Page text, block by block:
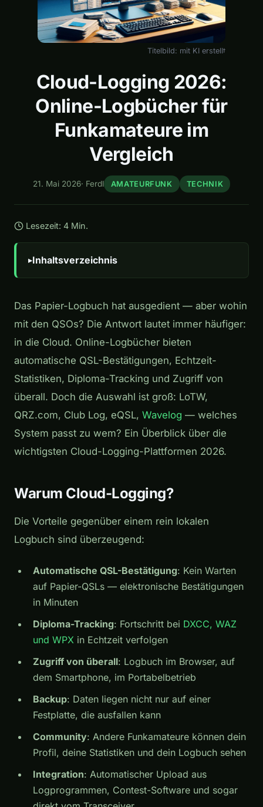
Titelbild: mit KI erstellt
Cloud-Logging 2026:
Online-Logbücher für
Funkamateure im
Vergleich
21. Mai 2026· Ferdl AMATEURFUNK TECHNIK
Lesezeit: 4 Min.
Inhaltsverzeichnis
Das Papier-Logbuch hat ausgedient — aber wohin
mit den QSOs? Die Antwort lautet immer häufiger:
in die Cloud. Online-Logbücher bieten
automatische QSL-Bestätigungen, Echtzeit-
Statistiken, Diploma-Tracking und Zugriff von
überall. Doch die Auswahl ist groß: LoTW,
QRZ.com, Club Log, eQSL, Wavelog — welches
System passt zu wem? Ein Überblick über die
wichtigsten Cloud-Logging-Plattformen 2026.
Warum Cloud-Logging?
Die Vorteile gegenüber einem rein lokalen
Logbuch sind überzeugend:
Automatische QSL-Bestätigung: Kein Warten
auf Papier-QSLs — elektronische Bestätigungen
in Minuten
Diploma-Tracking: Fortschritt bei DXCC, WAZ
und WPX in Echtzeit verfolgen
Zugriff von überall: Logbuch im Browser, auf
dem Smartphone, im Portabelbetrieb
Backup: Daten liegen nicht nur auf einer
Festplatte, die ausfallen kann
Community: Andere Funkamateure können dein
Profil, deine Statistiken und dein Logbuch sehen
Integration: Automatischer Upload aus
Logprogrammen, Contest-Software und sogar